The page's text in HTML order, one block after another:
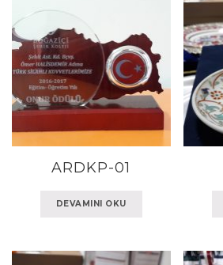
ARDKP-01
DEVAMINI OKU